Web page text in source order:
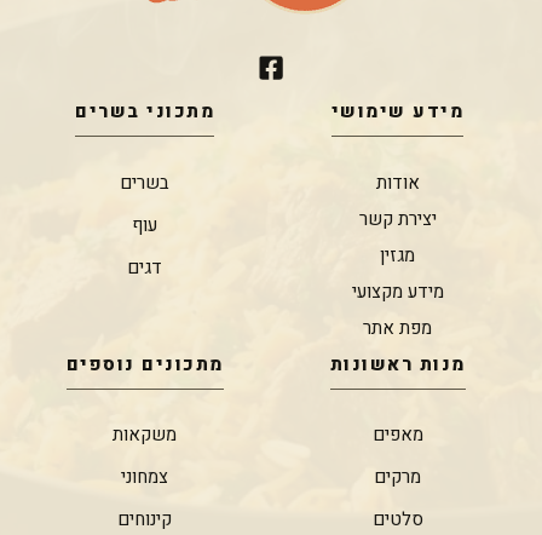
מידע שימושי
אודות
יצירת קשר
מגזין
מידע מקצועי
מפת אתר
מתכוני בשרים
בשרים
עוף
דגים
מנות ראשונות
מאפים
מרקים
סלטים
מתכונים נוספים
משקאות
צמחוני
קינוחים